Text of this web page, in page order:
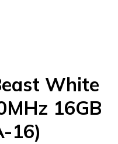
White
16GB
16)